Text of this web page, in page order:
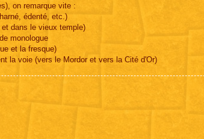
on remarque vite :
édenté, etc.)
dans le vieux temple)
monologue
et la fresque)
la voie (vers le Mordor et vers la Cité d'Or)